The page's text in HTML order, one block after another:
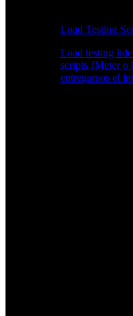
Load Testing
Load testing
scripts JMeter o
entregamos el